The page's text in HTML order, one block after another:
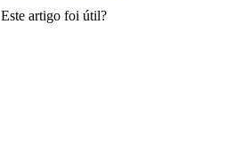
Este artigo foi útil?